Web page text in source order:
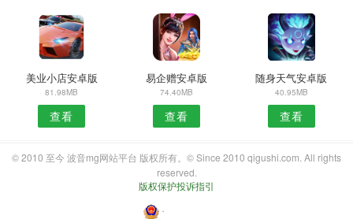
美业小店安卓版
81.98MB
查看
易企赠安卓版
74.40MB
查看
随身天气安卓版
40.95MB
查看
© 2010 至今 波音mg网站平台 版权所有。© Since 2010 qigushi.com. All rights
reserved.
版权保护投诉指引
・